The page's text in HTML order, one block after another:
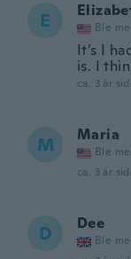
E Ble
It’s I
is. I
ca. 3 år
M Maria
Ble
ca. 3 år
D Dee
Ble